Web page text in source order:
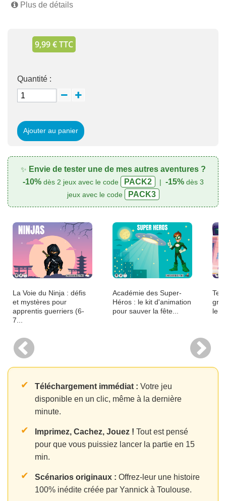
Plus de détails
9,99 € TTC
Quantité :
Ajouter au panier
✨ Envie de tester une de mes autres aventures ?
-10%dès 2 jeux avec le code PACK2 | -15%dès 3
jeux avec le code
PACK3
La Voie du Ninja : défis
et mystères pour
apprentis guerriers (6-
7...
Académie des Super-
Héros : le kit d'animation
pour sauver la fête...
le
✔ Téléchargement immédiat : Votre jeu
disponible en un clic, même à la dernière
minute.
✔ Imprimez, Cachez, Jouez ! Tout est pensé
pour que vous puissiez lancer la partie en 15
min.
✔ Scénarios originaux : Offrez-leur une histoire
100% inédite créée par Yannick à Toulouse.